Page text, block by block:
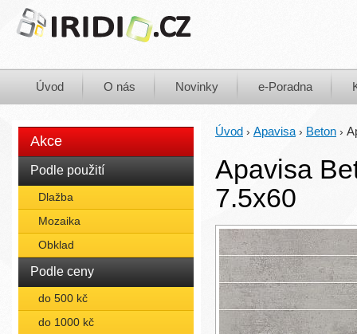
Úvod O nás Novinky e-Poradna
Akce
Podle použití
Dlažba
Mozaika
Obklad
Podle ceny
do 500 kč
do 1000 kč
Úvod › Apavisa › Beton ›
Apavisa
7.5x60